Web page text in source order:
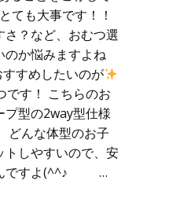
も大事です！！
？など、おむつ選
のか悩みますよね
すめしたいのが
です！ こちらのお
プ型の2way型仕様
どんな体型のお子
トしやすいので、安
んですよ(^^♪ …